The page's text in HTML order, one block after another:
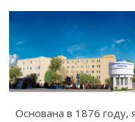
Основана в 1876 году,